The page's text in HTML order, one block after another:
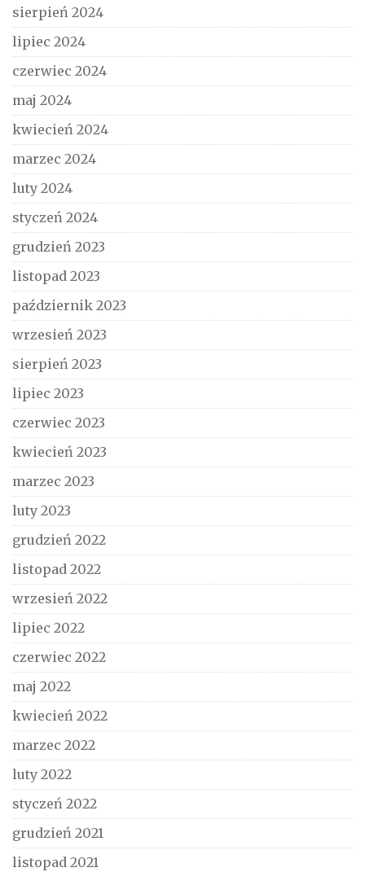
sierpień 2024
lipiec 2024
czerwiec 2024
maj 2024
kwiecień 2024
marzec 2024
luty 2024
styczeń 2024
grudzień 2023
listopad 2023
październik 2023
wrzesień 2023
sierpień 2023
lipiec 2023
czerwiec 2023
kwiecień 2023
marzec 2023
luty 2023
grudzień 2022
listopad 2022
wrzesień 2022
lipiec 2022
czerwiec 2022
maj 2022
kwiecień 2022
marzec 2022
luty 2022
styczeń 2022
grudzień 2021
listopad 2021